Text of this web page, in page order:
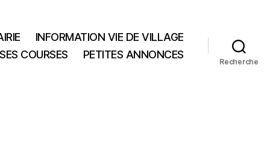
INFORMATION VIE DE VILLAGE
COURSES
PETITES ANNONCES
Recherche